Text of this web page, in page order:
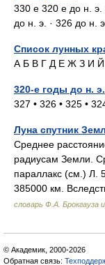
330 е 320 е до н. э.
до н. э. · 326 до
Список лунных
А Б В Г Д Е Ж З И
320-е годы до н. э.
327 • 326 • 325 •
Луна спутник
Среднее
радиусам Земли.
параллакс (см.) Л.
385000 км.
словарь Ф.А. Брокгауза
© Академик, 2000-2026
Обратная связь: